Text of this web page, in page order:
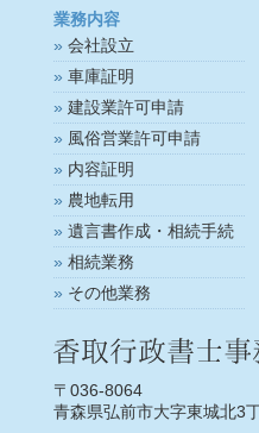
業務内容
会社設立
車庫証明
建設業許可申請
風俗営業許可申請
内容証明
農地転用
遺言書作成・相続手続
相続業務
その他業務
〒036-8064
青森県弘前市大字東城北3